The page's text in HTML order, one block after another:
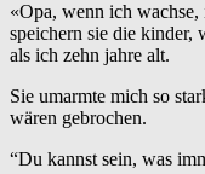
«Opa, wenn ich
speichern sie die kinder,
als ich zehn jahre alt.
Sie umarmte mich so
wären gebrochen.
“Du kannst sein, was